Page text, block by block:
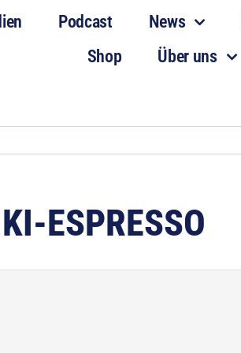
Podcast News
Shop
Über uns
ESPRESSO